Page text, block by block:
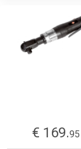
€ 169.95